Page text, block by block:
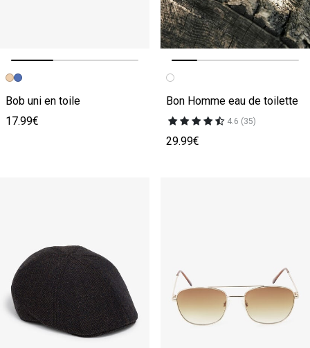
Image précédente
Image suivante
Bob uni en toile
17.99€
Image précédente
Image suivante
Bon Homme eau de toilette
4.6 (35)
29.99€